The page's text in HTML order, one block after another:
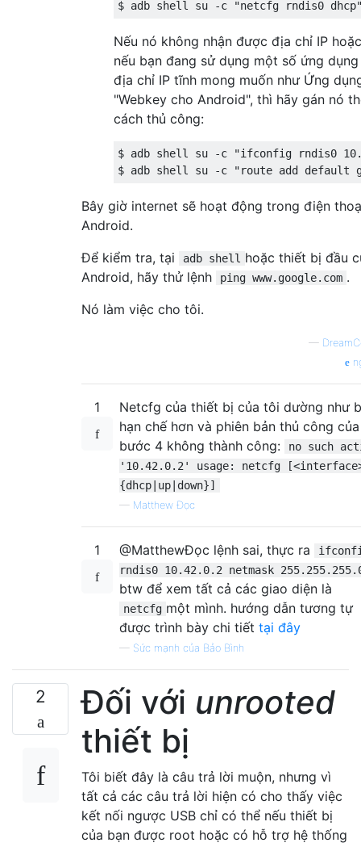
Nếu nó không nhận được địa chỉ IP hoặc
nếu bạn đang sử dụng một số ứng
địa chỉ IP tĩnh mong muốn như Ứng
"Webkey cho Android", thì hãy gán nó
cách thủ công:
$ adb shell su -c "ifconfig rndis0
Bây giờ internet sẽ hoạt động trong điện
Android.
Để kiểm tra, tại
adb shell hoặc thiết bị đầu
Android, hãy thử lệnh
ping www.google.com .
Nó làm việc cho tôi.
—
1
Netcfg của thiết bị của tôi dường như
hạn chế hơn và phiên bản thủ công của
bước 4 không thành công:
no such
'10.42.0.2' usage: netcfg
{dhcp|up|down}]
— Matthew Đọc
1 @MatthewĐọc lệnh sai, thực ra
rndis0 10.42.0.2 netmask
btw để xem tất cả các giao diện là
netcfg một mình. hướng dẫn tương tự
được trình bày chi tiết tại đây
— Sức mạnh của Bảo Bình
2 Đối với unrooted
thiết bị
Tôi biết đây là câu trả lời muộn, nhưng vì
tất cả các câu trả lời hiện có cho thấy việc
kết nối ngược USB chỉ có thể nếu thiết bị
của bạn được root hoặc có hỗ trợ hệ thống